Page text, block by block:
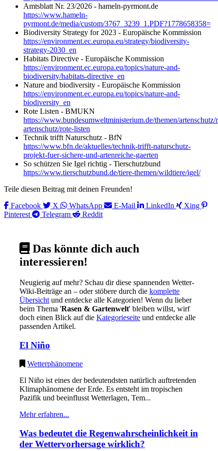
Amtsblatt Nr. 23/2026 - hameln-pyrmont.de
https://www.hameln-
pyrmont.de/media/custom/3767_3239_1.PDF?1778658358=
Biodiversity Strategy for 2023 - Europäische Kommission
https://environment.ec.europa.eu/strategy/biodiversity-
strategy-2030_en
Habitats Directive - Europäische Kommission
https://environment.ec.europa.eu/topics/nature-and-
biodiversity/habitats-directive_en
Nature and biodiversity - Europäische Kommission
https://environment.ec.europa.eu/topics/nature-and-
biodiversity_en
Rote Listen - BMUKN
https://www.bundesumweltministerium.de/themen/artenschutz/
artenschutz/rote-listen
Technik trifft Naturschutz - BfN
https://www.bfn.de/aktuelles/technik-trifft-naturschutz-
projekt-fuer-sichere-und-artenreiche-gaerten
So schützen Sie Igel richtig - Tierschutzbund
https://www.tierschutzbund.de/tiere-themen/wildtiere/igel/
Teile diesen Beitrag mit deinen Freunden!
Facebook
X WhatsApp E-Mail LinkedIn
Xing
Pinterest
Telegram Reddit
Das könnte dich auch
interessieren!
Neugierig auf mehr? Schau dir diese spannenden Wetter-
Wiki-Beiträge an – oder stöbere durch die komplette
Übersicht und entdecke alle Kategorien! Wenn du lieber
beim Thema 'Rasen & Gartenwelt' bleiben willst, wirf
doch einen Blick auf die Kategorieseite und entdecke alle
passenden Artikel.
El Niño
Wetterphänomene
El Niño ist eines der bedeutendsten natürlich auftretenden
Klimaphänomene der Erde. Es entsteht im tropischen
Pazifik und beeinflusst Wetterlagen, Tem...
Mehr erfahren...
Was bedeutet die Regenwahrscheinlichkeit in
der Wettervorhersage wirklich?